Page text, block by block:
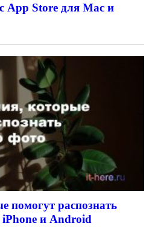
App Store для Mac и
помогут распознать
iPhone и Android